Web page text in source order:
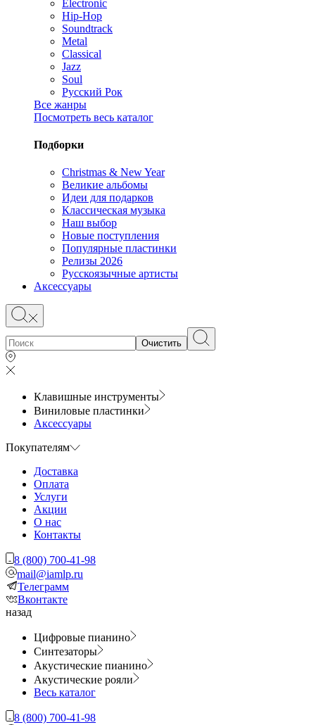
Electronic
Hip-Hop
Soundtrack
Metal
Classical
Jazz
Soul
Русский Рок
Все жанры
Посмотреть весь каталог
Подборки
Christmas & New Year
Великие альбомы
Идеи для подарков
Классическая музыка
Наш выбор
Новые поступления
Популярные пластинки
Релизы 2026
Русскоязычные артисты
Аксессуары
Очистить
Клавишные инструменты
Виниловые пластинки
Аксессуары
Покупателям
Доставка
Оплата
Услуги
Акции
О нас
Контакты
8 (800) 700-41-98
mail@iamlp.ru
Телеграмм
Вконтакте
назад
Цифровые пианино
Синтезаторы
Акустические пианино
Акустические рояли
Весь каталог
8 (800) 700-41-98